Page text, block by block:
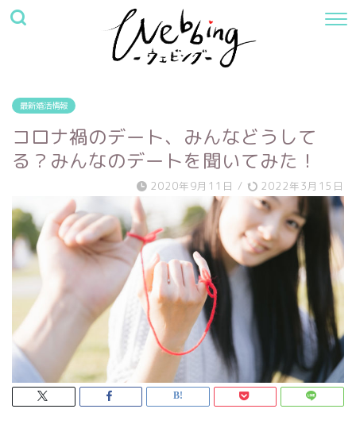
最新婚活情報
コロナ禍のデート、みんなどうして
る？みんなのデートを聞いてみた！
2020年9月11日 / 2022年3月15日